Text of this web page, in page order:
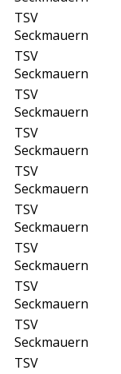
TSV
Seckmauern
TSV
Seckmauern
TSV
Seckmauern
TSV
Seckmauern
TSV
Seckmauern
TSV
Seckmauern
TSV
Seckmauern
TSV
Seckmauern
TSV
Seckmauern
TSV